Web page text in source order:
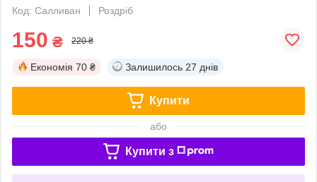
Код: Салливан
Роздріб
150 ₴ 220 ₴
Економія 70 ₴ Залишилось 27 днів
Купити
або
Купити з